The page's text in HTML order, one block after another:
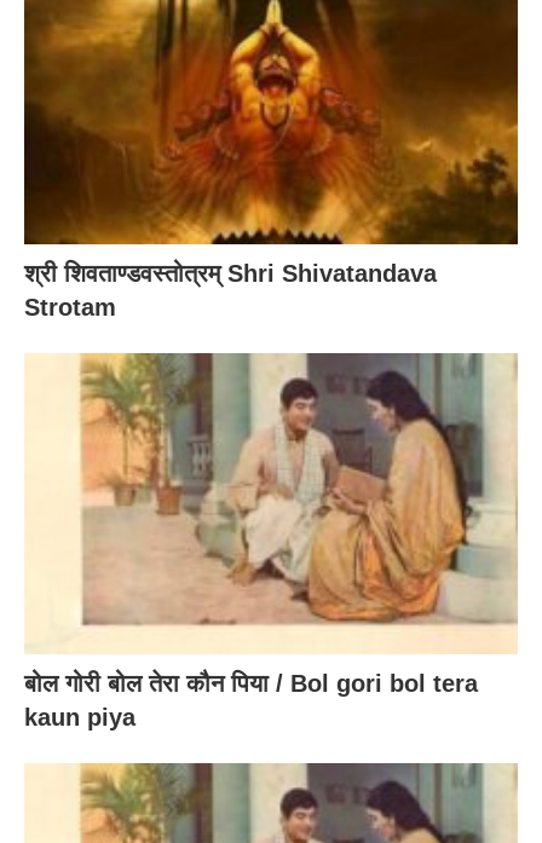
श्री शिवताण्डवस्तोत्रम् Shri Shivatandava
Strotam
बोल गोरी बोल तेरा कौन पिया / Bol gori bol tera
kaun piya